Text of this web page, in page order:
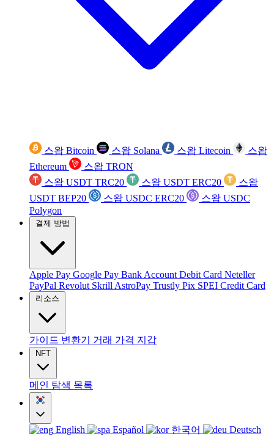
스왑 Bitcoin 스왑 Solana 스왑 Litecoin
스왑
Ethereum
스왑 TRON
스왑 USDT TRC20
스왑 USDT ERC20
스왑
USDT BEP20
스왑 USDC ERC20
스왑 USDC
Polygon
결제 방법
Apple Pay Google Pay Bank Account Debit Card Neteller
PayPal Revolut Skrill AstroPay Trustly Pix SPEI Credit Card
리소스
가이드 변환기 거래 가격 지갑
NFT
메인 탐색 목록
English Español 한국어
Deutsch